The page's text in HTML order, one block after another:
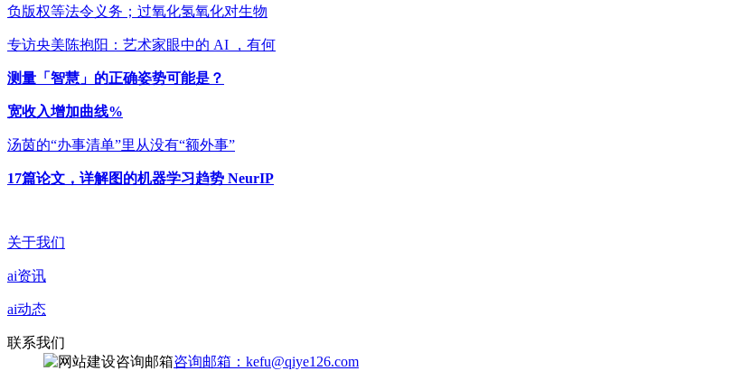
负版权等法令义务；过氧化氢氧化对生物
专访央美陈抱阳：艺术家眼中的 AI ，有何
测量「智慧」的正确姿势可能是？
宽收入增加曲线%
汤茵的“办事清单”里从没有“额外事”
17篇论文，详解图的机器学习趋势 NeurIP
关于我们
ai资讯
ai动态
联系我们
咨询邮箱：kefu@qiye126.com